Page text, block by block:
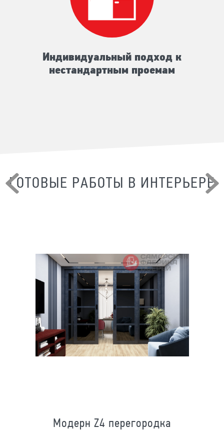
Индивидуальный подход к
нестандартным проемам
ГОТОВЫЕ РАБОТЫ В ИНТЕРЬЕРЕ
Модерн Z4 перегородка